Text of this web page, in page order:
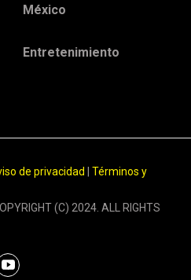
México
Entretenimiento
de privacidad
Términos y
(C) 2024. ALL RIGHTS
y